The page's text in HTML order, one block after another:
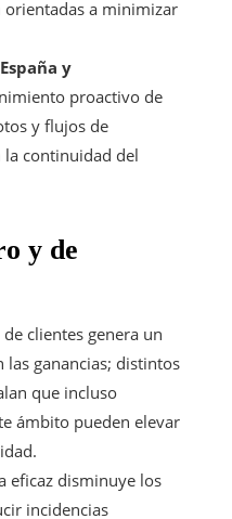
a minimizar
y
proactivo de
y flujos de
continuidad del
y de
clientes genera un
ganancias; distintos
que incluso
ámbito pueden elevar
eficaz disminuye los
incidencias